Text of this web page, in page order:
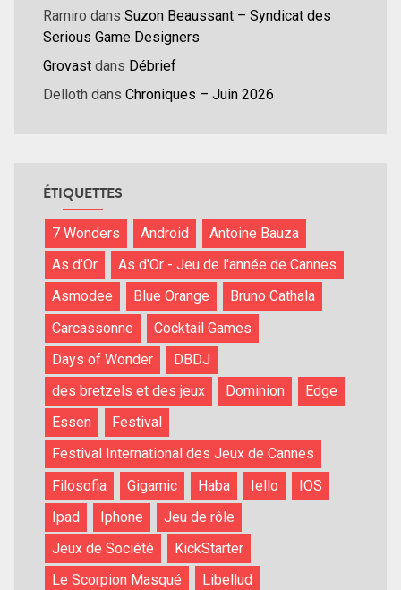
Ramiro dans Suzon Beaussant – Syndicat des
Serious Game Designers
Grovast dans Débrief
Delloth dans Chroniques – Juin 2026
ÉTIQUETTES
7 Wonders Android
Antoine Bauza
As d'Or
As d'Or - Jeu de l'année de Cannes
Asmodee
Blue Orange
Bruno Cathala
Carcassonne
Cocktail Games
Days of Wonder
DBDJ
des bretzels et des jeux
Dominion
Edge
Essen
Festival
Festival International des Jeux de Cannes
Filosofia
Gigamic Haba Iello
IOS
Ipad
Iphone
Jeu de rôle
Jeux de Société
KickStarter
Le Scorpion Masqué
Libellud